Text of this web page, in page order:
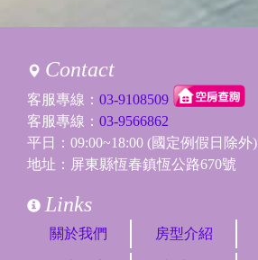
Contact
客服專線： 03-9108509
客服專線： 03-9566862
平日：09:00~18:00 (國定例假日除外)
地址：屏東縣恆春鎮恆公路670號
Links
關於我們 房型介紹